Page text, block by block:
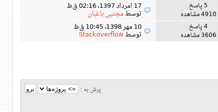
5 پاسخ
4910 مشاهده
17 امرداد 1397، 02:16 ق‌ظ
توسطمجتبی باغبان
4 پاسخ
3606 مشاهده
10 مهر 1398، 10:45 ق‌ظ
توسطStackoverflow
پرش به :